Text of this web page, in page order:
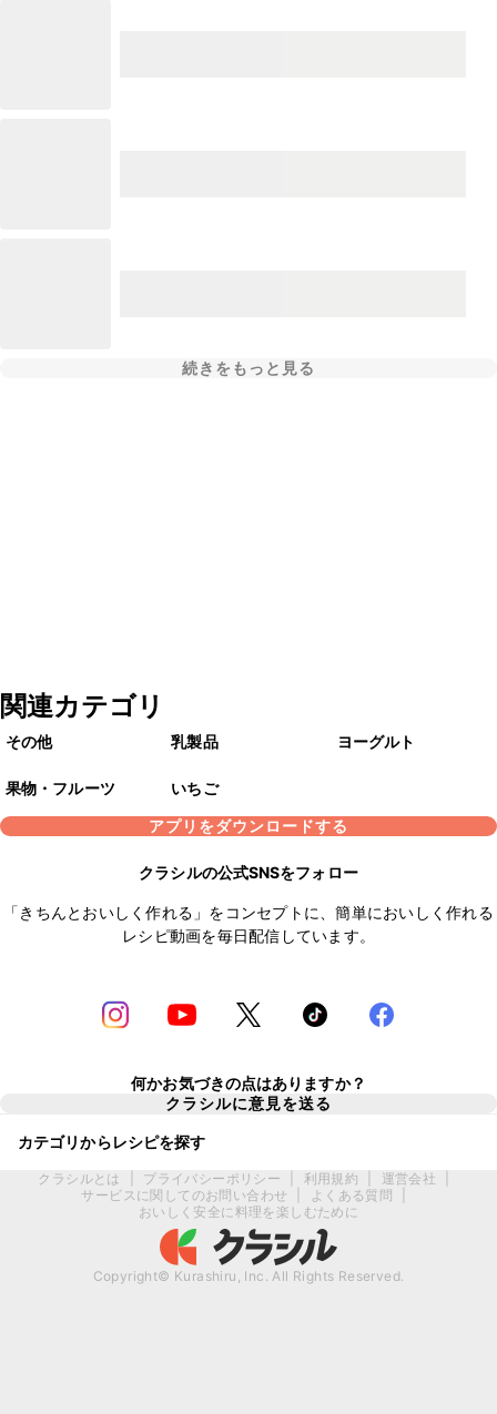
続きをもっと見る
関連カテゴリ
その他 乳製品 ヨーグルト
果物・フルーツ
いちご
アプリをダウンロードする
クラシルの公式SNSをフォロー
「きちんとおいしく作れる」をコンセプトに、簡単においしく作れる
レシピ動画を毎日配信しています。
何かお気づきの点はありますか？
クラシルに意見を送る
カテゴリからレシピを探す
クラシルとは プライバシーポリシー 利用規約 運営会社
サービスに関してのお問い合わせ
よくある質問
おいしく安全に料理を楽しむために
Copyright© Kurashiru, Inc. All Rights Reserved.